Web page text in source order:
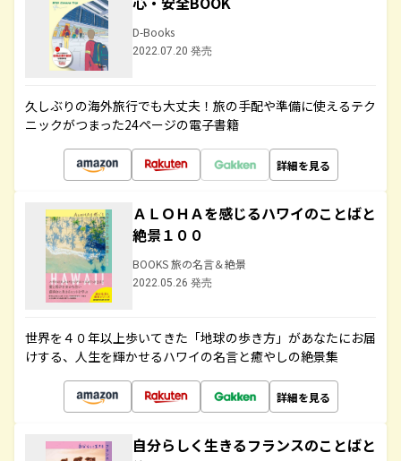
D-Books
2022.07.20 発売
久しぶりの海外旅行でも大丈夫！旅の手配や準備に使えるテク
ニックがつまった24ページの電子書籍
詳細を見る
ＡＬＯＨＡを感じるハワイのことばと
絶景１００
BOOKS 旅の名言＆絶景
2022.05.26 発売
世界を４０年以上歩いてきた「地球の歩き方」があなたにお届
けする、人生を輝かせるハワイの名言と癒やしの絶景集
詳細を見る
自分らしく生きるフランスのことばと